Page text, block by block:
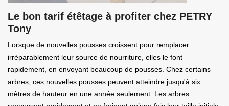
Le bon tarif étêtage à profiter chez PETRY
Tony
Lorsque de nouvelles pousses croissent pour remplacer
irréparablement leur source de nourriture, elles le font
rapidement, en envoyant beaucoup de pousses. Chez certains
arbres, ces nouvelles pousses peuvent atteindre jusqu'à six
mètres de hauteur en une année seulement. Les arbres